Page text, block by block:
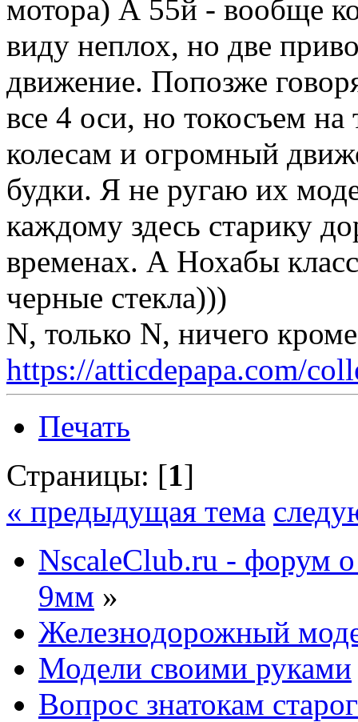
мотора) А 55й - вообще
виду неплох, но две
движение. Попозже
все 4 оси, но токосъем на
колесам и огромный
будки. Я не ругаю их
каждому здесь старику
временах. А Нохабы
черные стекла)))
N, только N, ничего
https://atticdepapa.com/
Печать
Страницы: [1]
« предыдущая тема
NscaleClub.ru - форум
9мм »
Железнодорожный
Модели своими руками
Вопрос знатокам